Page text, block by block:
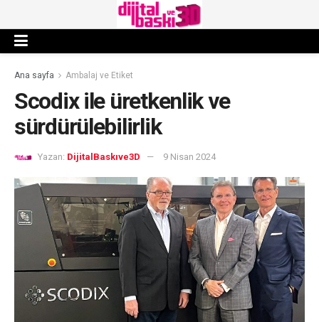
Ana sayfa Ambalaj ve Etiket
Scodix ile üretkenlik ve
sürdürülebilirlik
Yazan: DijitalBaskıve3D 9 Nisan 2024